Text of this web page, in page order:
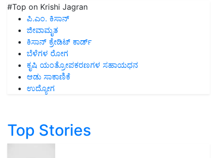
#Top on Krishi Jagran
ಪಿ.ಎಂ. ಕಿಸಾನ್
ಜೀವಾಮೃತ
ಕಿಸಾನ್ ಕ್ರೇಡಿಟ್ ಕಾರ್ಡ್
ಬೆಳೆಗಳ ರೋಗ
ಕೃಷಿ ಯಂತ್ರೋಪಕರಣಗಳ ಸಹಾಯಧನ
ಆಡು ಸಾಕಾಣಿಕೆ
ಉದ್ಯೋಗ
Top Stories